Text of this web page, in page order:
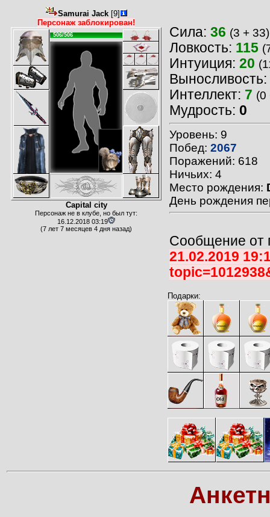
Samurai Jack[9]
Персонаж заблокирован!
506/506
Capital city
Персонаж не в клубе, но был тут:
16.12.2018 03:19
(7 лет 7 месяцев 4 дня назад)
Сила: 36 (3 + 33)
Ловкость: 115
Интуиция: 20
Выносливость:
Интеллект: 7 (0
Мудрость: 0
Уровень: 9
Побед: 2067
Поражений: 618
Ничьих: 4
Место рождения:
День рождения
Сообщение от
21.02.2019
Подарки: